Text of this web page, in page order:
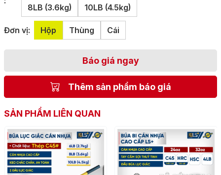
8LB (3.6kg) 10LB (4.5kg)
Đơn vị: Hộp Thùng Cái
Báo giá ngay
Thêm sản phẩm báo giá
SẢN PHẨM LIÊN QUAN